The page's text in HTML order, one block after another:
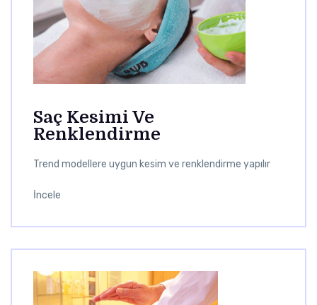
Saç Kesimi Ve
Renklendirme
Trend modellere uygun kesim ve renklendirme yapılır
İncele